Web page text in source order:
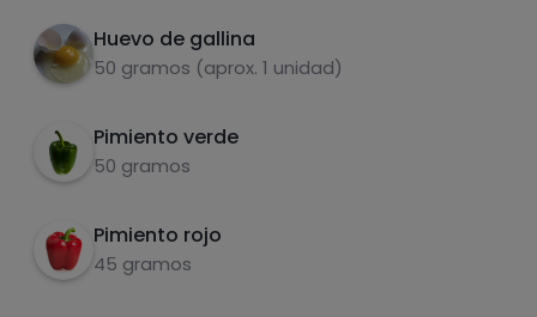
Huevo de gallina
50 gramos (aprox. 1 unidad)
Pimiento verde
50 gramos
Pimiento rojo
45 gramos
5 Sazonar al gusto ¡Y a comer!
Carbohidratos Proteínas